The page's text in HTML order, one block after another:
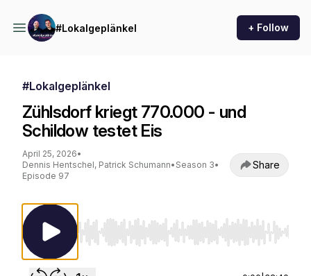
#Lokalgeplänkel + Follow
#Lokalgeplänkel
Zühlsdorf kriegt 770.000 - und
Schildow testet Eis
April 25, 2026•
Dennis Hentschel, Patrick Schumann• Season 3•
Episode 97
Share
Use Left/Right to seek, Home/End to jump to